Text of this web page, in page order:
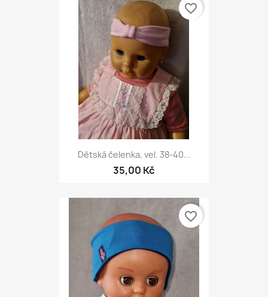
Dětská čelenka, vel. 38-40...
35,00 Kč
favorite_border
favorite_border